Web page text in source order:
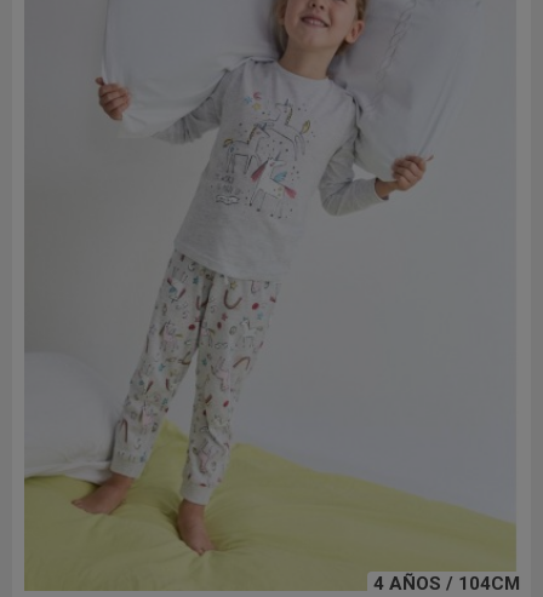
4 AÑOS / 104CM